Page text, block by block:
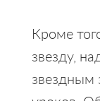
Кроме
звезду,
звездным